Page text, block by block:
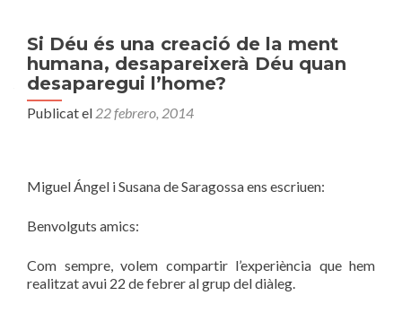
Si Déu és una creació de la ment
humana, desapareixerà Déu quan
desaparegui l’home?
Publicat el 22 febrero, 2014
Miguel Ángel i Susana de Saragossa ens escriuen:
Benvolguts amics:
Com sempre, volem compartir l’experiència que hem
realitzat avui 22 de febrer al grup del diàleg.